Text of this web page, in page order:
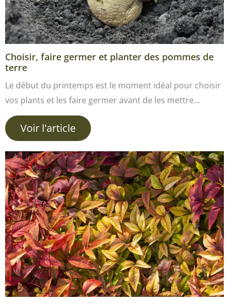
Choisir, faire germer et planter des pommes de
terre
Le début du printemps est le moment idéal pour choisir
vos plants et les faire germer avant de les mettre…
Voir l'article